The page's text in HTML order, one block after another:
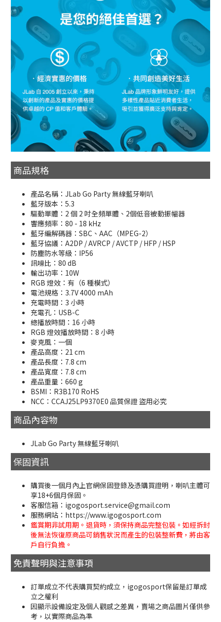
商品規格
產品名稱：JLab Go Party 無線藍牙喇叭
藍牙版本：5.3
驅動單體：2 個 2 吋全頻單體、2個低音被動振幅器
響應頻率：80 - 18 kHz
藍牙編解碼器：SBC、AAC（MPEG-2）
藍牙協議：A2DP / AVRCP / AVCTP / HFP / HSP
防塵防水等級：IP56
訊噪比：80 dB
輸出功率：10W
RGB 燈效：有（6 種模式）
電池規格：3.7V 4000 mAh
充電時間：3 小時
充電孔：USB-C
總播放時間：16 小時
RGB 燈效播放時間：8 小時
麥克風：一個
產品高度：21 cm
產品長度：7.8 cm
產品寬度：7.8 cm
產品重量：660 g
BSMI：R3B170 RoHS
NCC：CCAJ25LP9370E0 品質保證 盜用必究
商品內容物
JLab Go Party 無線藍牙喇叭
保固資訊
購買後一個月內上官網保固登錄及憑購買證明，喇叭主體可
享18+6個月保固。
客服信箱：igogosport.service@gmail.com
服務網站：https://www.igogosport.com
鑑賞期非試用期。退貨時，須保持商品完整包裝。如經拆封
後無法恢復原商品可銷售狀況而產生的包裝整新費，將由客
戶自行負擔。
免責聲明與注意事項
訂單成立不代表購買契約成立，igogosport保留是訂單成
立之權利
因顯示設備設定及個人觀感之差異，賣場之商品圖片僅供參
考，以實際商品為準